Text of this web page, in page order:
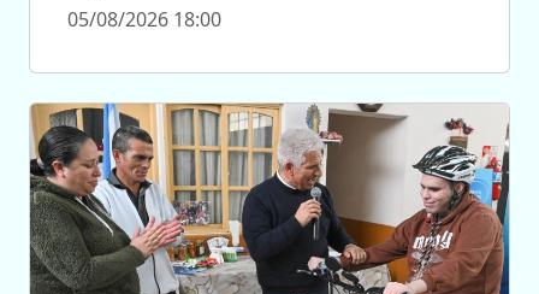
05/08/2026 18:00